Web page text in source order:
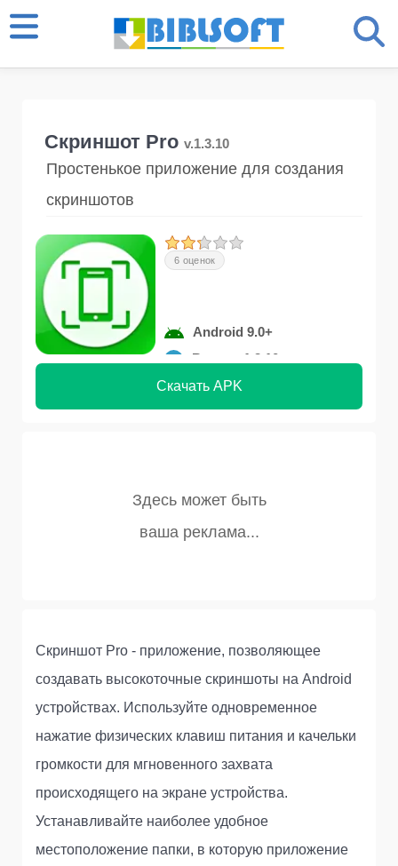
Скриншот Pro v.1.3.10
Простенькое приложение для создания
скриншотов
6 оценок
Android 9.0+
Версия 1.3.10
Скачать APK
Скриншот Pro - приложение, позволяющее
создавать высокоточные скриншоты на Android
устройствах. Используйте одновременное
нажатие физических клавиш питания и качельки
громкости для мгновенного захвата
происходящего на экране устройства.
Устанавливайте наиболее удобное
местоположение папки, в которую приложение